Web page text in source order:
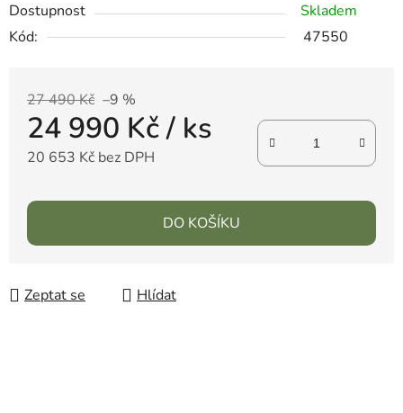
Dostupnost
Skladem
Kód:
47550
27 490 Kč –9 %
24 990 Kč/ ks
20 653 Kč bez DPH
DO KOŠÍKU
Zeptat se Hlídat